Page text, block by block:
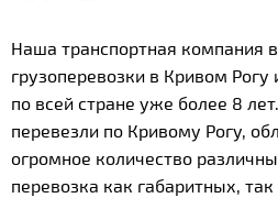
Наша транспортная компания
грузоперевозки в Кривом Рогу
по всей стране уже более 8
перевезли по Кривому Рогу,
огромное количество
перевозка как габаритных,